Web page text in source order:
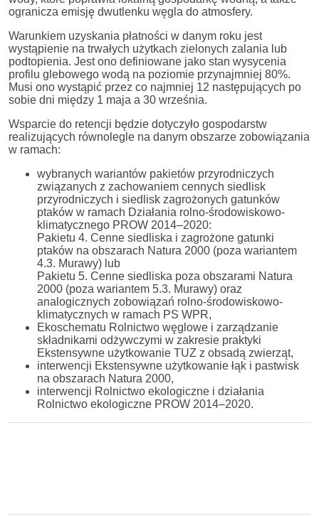
ogranicza emisję dwutlenku węgla do atmosfery.
Warunkiem uzyskania płatności w danym roku jest
wystąpienie na trwałych użytkach zielonych zalania lub
podtopienia. Jest ono definiowane jako stan wysycenia
profilu glebowego wodą na poziomie przynajmniej 80%.
Musi ono wystąpić przez co najmniej 12 następujących po
sobie dni między 1 maja a 30 września.
Wsparcie do retencji będzie dotyczyło gospodarstw
realizujących równolegle na danym obszarze zobowiązania
w ramach:
wybranych wariantów pakietów przyrodniczych
związanych z zachowaniem cennych siedlisk
przyrodniczych i siedlisk zagrożonych gatunków
ptaków w ramach Działania rolno-środowiskowo-
klimatycznego PROW 2014–2020:
Pakietu 4. Cenne siedliska i zagrożone gatunki
ptaków na obszarach Natura 2000 (poza wariantem
4.3. Murawy) lub
Pakietu 5. Cenne siedliska poza obszarami Natura
2000 (poza wariantem 5.3. Murawy) oraz
analogicznych zobowiązań rolno-środowiskowo-
klimatycznych w ramach PS WPR,
Ekoschematu Rolnictwo węglowe i zarządzanie
składnikami odżywczymi w zakresie praktyki
Ekstensywne użytkowanie TUZ z obsadą zwierząt,
interwencji Ekstensywne użytkowanie łąk i pastwisk
na obszarach Natura 2000,
interwencji Rolnictwo ekologiczne i działania
Rolnictwo ekologiczne PROW 2014–2020.